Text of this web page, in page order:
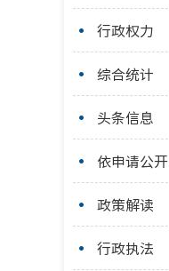
行政权力
综合统计
头条信息
依申请公开
政策解读
行政执法